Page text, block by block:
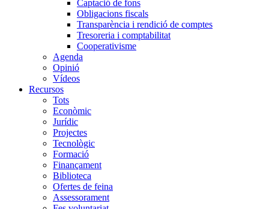
Captació de fons
Obligacions fiscals
Transparència i rendició de comptes
Tresoreria i comptabilitat
Cooperativisme
Agenda
Opinió
Vídeos
Recursos
Tots
Econòmic
Jurídic
Projectes
Tecnològic
Formació
Finançament
Biblioteca
Ofertes de feina
Assessorament